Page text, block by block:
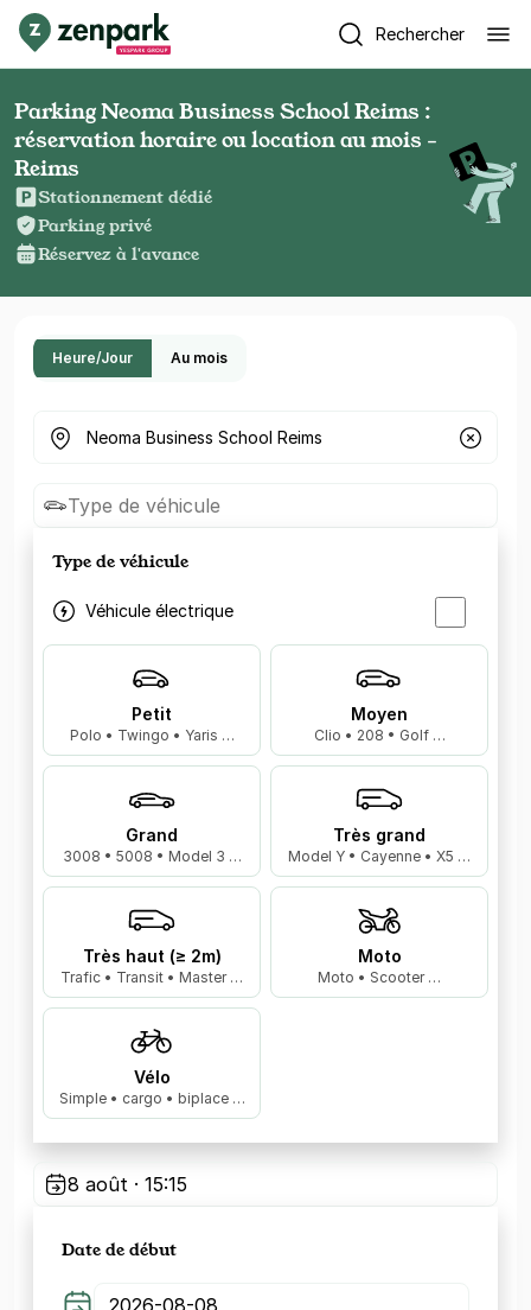
Rechercher
Parking Neoma Business School Reims :
réservation horaire ou location au mois -
Reims
Stationnement dédié
Parking privé
Réservez à l'avance
Heure/Jour Au mois
Où cherchez-vous un parking ?
Type de véhicule
Type de véhicule
Véhicule électrique
Petit
Polo • Twingo • Yaris …
Moyen
Clio • 208 • Golf …
Grand
3008 • 5008 • Model 3 …
Très grand
Model Y • Cayenne • X5 …
Très haut (≥ 2m)
Trafic • Transit • Master …
Moto
Moto • Scooter …
Vélo
Simple • cargo • biplace …
8 août · 15:15
Date de début